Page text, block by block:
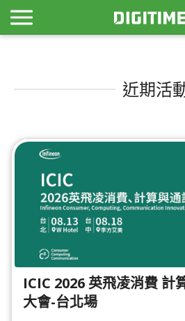
近期活
ICIC 2026 英飛凌消費 計
大會-台北場